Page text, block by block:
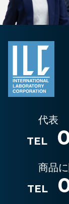
代表
TEL
商品
TEL